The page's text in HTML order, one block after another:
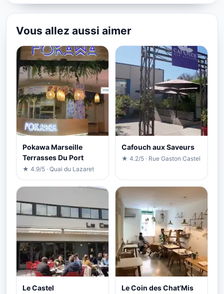
Vous allez aussi aimer
Pokawa Marseille
Terrasses Du Port
★ 4.9/5 · Quai du Lazaret
Cafouch aux Saveurs
★ 4.2/5 · Rue Gaston Castel
Le Castel Le Coin des Chat’Mis